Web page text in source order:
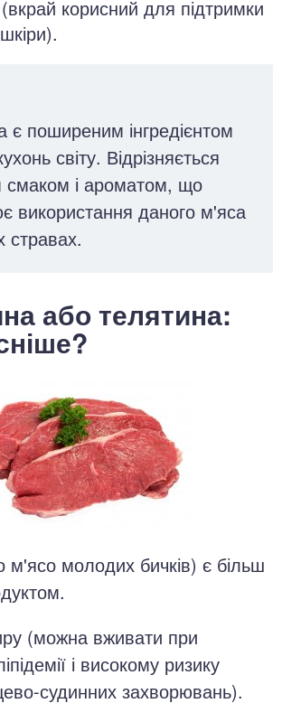
корисний для підтримки
є поширеним інгредієнтом
світу. Відрізняється
і ароматом, що
використання даного м'яса
стравах.
або телятина:
м'ясо молодих бичків) є більш
(можна вживати при
і високому ризику
судинних захворювань).